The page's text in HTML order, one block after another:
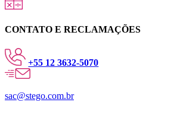
CONTATO E RECLAMAÇÕES
+55 12 3632-5070
sac@stego.com.br